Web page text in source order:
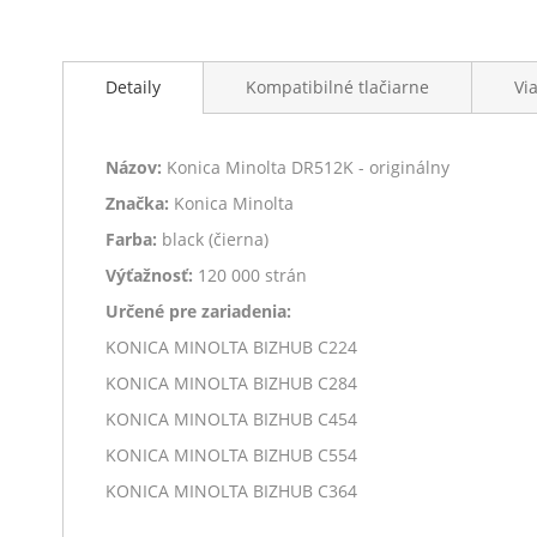
Detaily
Názov: Konica Minolta DR512K - originálny
Značka: Konica Minolta
Farba: black (čierna)
Výťažnosť: 120 000 strán
Určené pre zariadenia:
KONICA MINOLTA BIZHUB C224
KONICA MINOLTA BIZHUB C284
KONICA MINOLTA BIZHUB C454
KONICA MINOLTA BIZHUB C554
KONICA MINOLTA BIZHUB C364
Kompatibilné tlačiarne